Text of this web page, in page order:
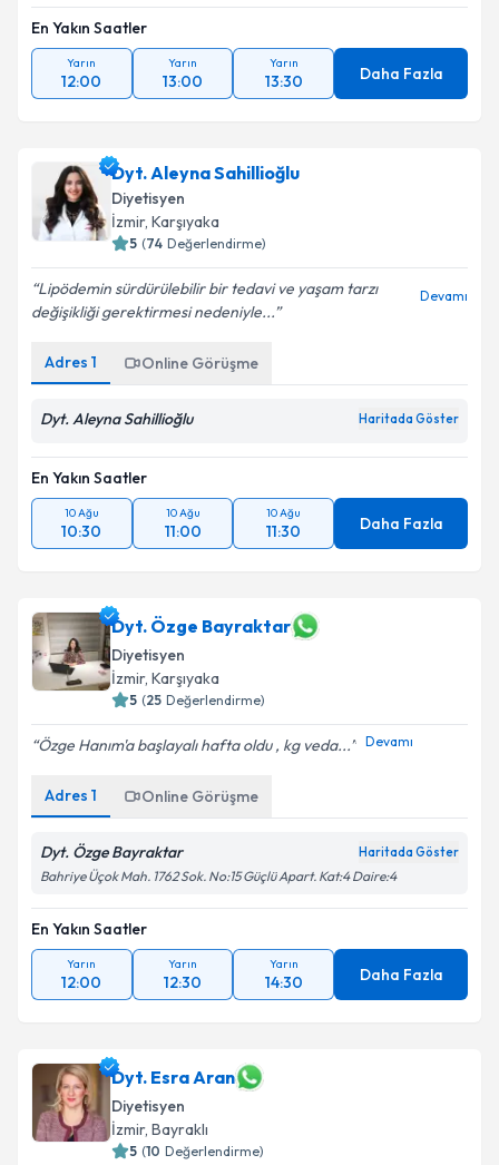
En Yakın Saatler
Yarın
12:00
Yarın
13:00
Yarın
13:30 Daha Fazla
Dyt. Aleyna Sahillioğlu
Diyetisyen
İzmir, Karşıyaka
5 (74 Değerlendirme)
Lipödemin sürdürülebilir bir tedavi ve yaşam tarzı
değişikliği gerektirmesi nedeniyle...
Devamı
Adres 1 Online Görüşme
Dyt. Aleyna Sahillioğlu Haritada Göster
En Yakın Saatler
10 Ağu
10:30
10 Ağu
11:00
10 Ağu
11:30 Daha Fazla
Dyt. Özge Bayraktar
Diyetisyen
İzmir, Karşıyaka
5 (25 Değerlendirme)
Özge Hanım'a başlayalı hafta oldu , kg veda... Devamı
Adres 1 Online Görüşme
Dyt. Özge Bayraktar Haritada Göster
Bahriye Üçok Mah. 1762 Sok. No:15 Güçlü Apart. Kat:4 Daire:4
En Yakın Saatler
Yarın
12:00
Yarın
12:30
Yarın
14:30 Daha Fazla
Dyt. Esra Aran
Diyetisyen
İzmir, Bayraklı
5 (10 Değerlendirme)